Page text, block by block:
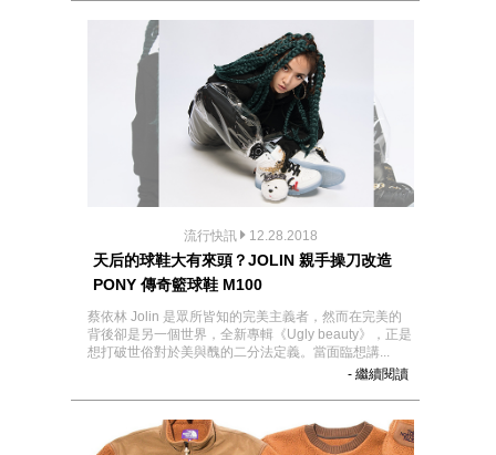
流行快訊 12.28.2018
天后的球鞋大有來頭？JOLIN 親手操刀改造
PONY 傳奇籃球鞋 M100
蔡依林 Jolin 是眾所皆知的完美主義者，然而在完美的
背後卻是另一個世界，全新專輯《Ugly beauty》，正是
想打破世俗對於美與醜的二分法定義。當面臨想講...
- 繼續閱讀